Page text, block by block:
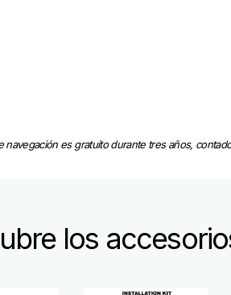
navegación es gratuito durante tres años,
los